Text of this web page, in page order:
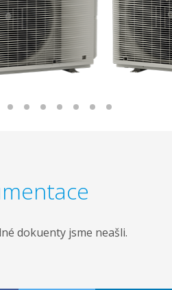
dokuenty jsme neašli.